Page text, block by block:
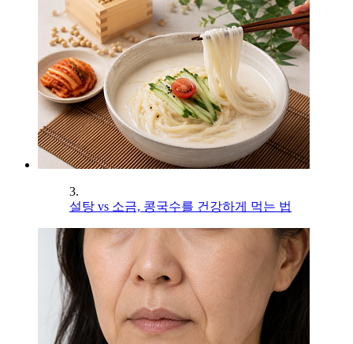
3.
설탕 vs 소금, 콩국수를 건강하게 먹는 법